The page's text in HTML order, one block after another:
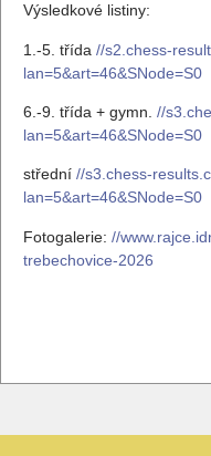
Výsledkové listiny:
1.-5. třída //s2.chess-
lan=5&art=46&SNode=S0
6.-9. třída + gymn. //
lan=5&art=46&SNode=S0
střední //s3.chess-
lan=5&art=46&SNode=S0
Fotogalerie: //
trebechovice-2026